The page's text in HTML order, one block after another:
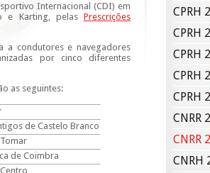
Internacional (CDI) em
e Karting, pelasPrescrições
a condutores e navegadores
por cinco diferentes
as seguintes:
de Castelo Branco
de Coimbra
CPRH
CPRH
CPRH
CPRH
CPRH
CNRR
CNRR
CNRH